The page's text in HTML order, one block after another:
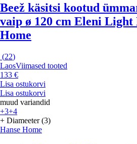
Beež käsitsi kootud
vaip ø 120 cm Eleni Light
Home
(22)
LaosViimased tooted
133 €
Lisa ostukorvi
Lisa ostukorvi
muud variandid
+3+4
+ Diameeter (3)
Hanse Home